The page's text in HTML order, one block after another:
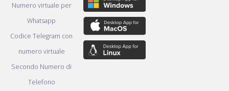
Numero virtuale per
Whatsapp
Codice Telegram con
numero virtuale
Secondo Numero di
Telefono